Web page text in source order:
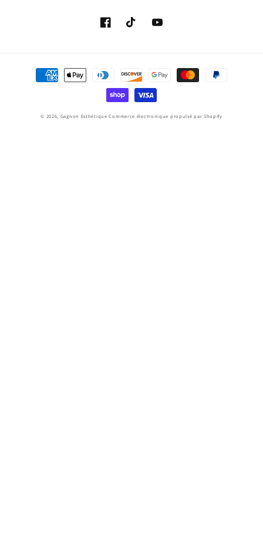
FacebookTikTok YouTube
Moyens
© 2026, Gagnon EsthétiqueCommerce électronique propulsé par Shopify